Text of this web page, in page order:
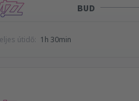
BUD
útidő: 1h 30min